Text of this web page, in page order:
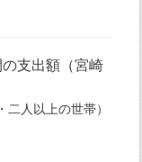
支出額（宮崎
人以上の世帯）